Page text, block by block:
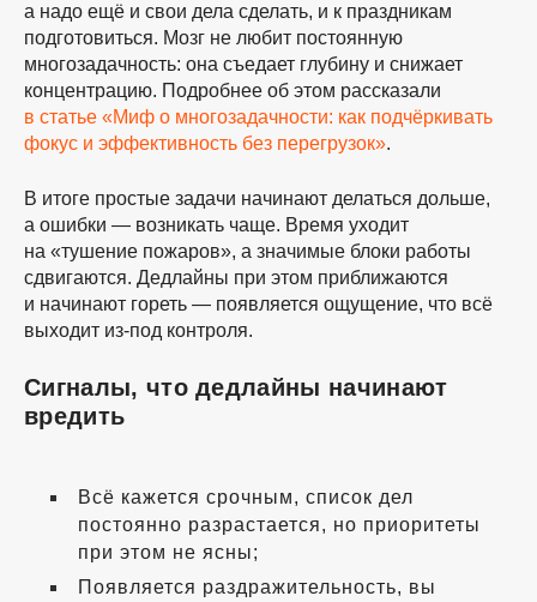
а надо ещё и свои дела сделать, и к праздникам
подготовиться. Мозг не любит постоянную
многозадачность: она съедает глубину и снижает
концентрацию. Подробнее об этом рассказали
в статье «Миф о многозадачности: как подчёркивать
фокус и эффективность без перегрузок».
В итоге простые задачи начинают делаться дольше,
а ошибки — возникать чаще. Время уходит
на «тушение пожаров», а значимые блоки работы
сдвигаются. Дедлайны при этом приближаются
и начинают гореть — появляется ощущение, что всё
выходит из-под контроля.
Сигналы, что дедлайны начинают
вредить
Всё кажется срочным, список дел
постоянно разрастается, но приоритеты
при этом не ясны;
Появляется раздражительность, вы